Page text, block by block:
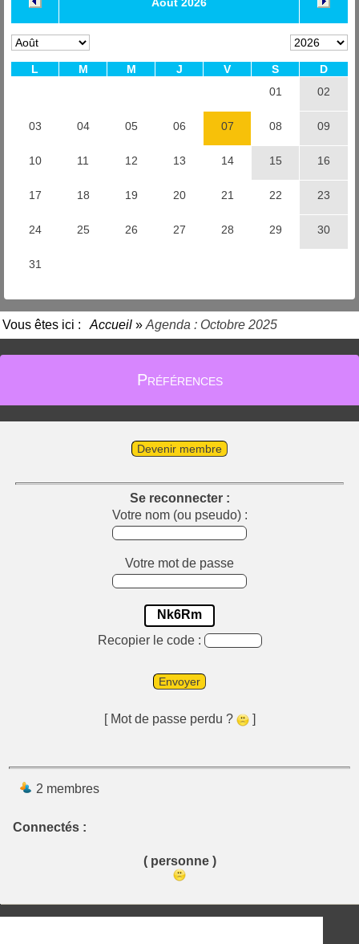
Vous êtes ici : Accueil»Agenda : Octobre 2025
Préférences
Devenir membre
Se reconnecter :
Votre nom (ou pseudo) :
Votre mot de passe
Nk6Rm
Recopier le code :
Envoyer
[ Mot de passe perdu ? ]
2 membres
Connectés :
( personne )